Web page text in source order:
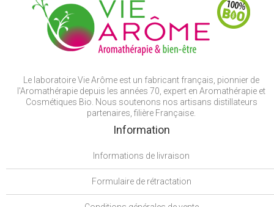
Le laboratoire Vie Arôme est un fabricant français, pionnier de
l'Aromathérapie depuis les années 70, expert en Aromathérapie et
Cosmétiques Bio. Nous soutenons nos artisans distillateurs
partenaires, filière Française.
Information
Informations de livraison
Formulaire de rétractation